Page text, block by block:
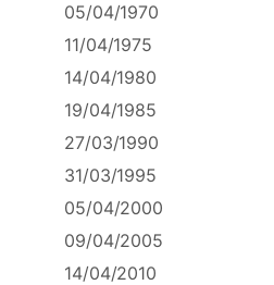
05/04/1970
11/04/1975
14/04/1980
19/04/1985
27/03/1990
31/03/1995
05/04/2000
09/04/2005
14/04/2010